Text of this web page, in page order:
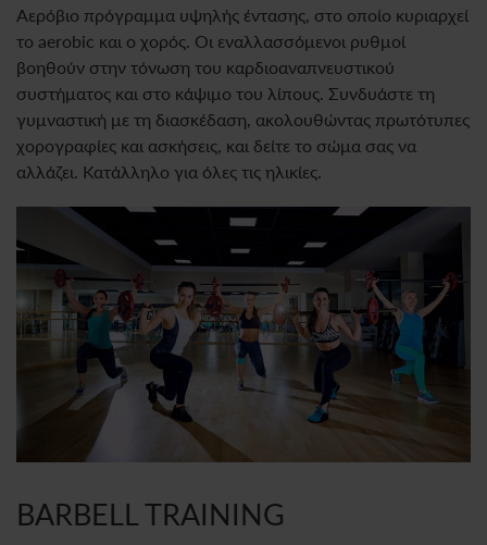
Αερόβιο πρόγραμμα υψηλής έντασης, στο οποίο κυριαρχεί
το aerobic και ο χορός. Οι εναλλασσόμενοι ρυθμοί
βοηθούν στην τόνωση του καρδιοαναπνευστικού
συστήματος και στο κάψιμο του λίπους. Συνδυάστε τη
γυμναστική με τη διασκέδαση, ακολουθώντας πρωτότυπες
χορογραφίες και ασκήσεις, και δείτε το σώμα σας να
αλλάζει. Κατάλληλο για όλες τις ηλικίες.
BARBELL TRAINING